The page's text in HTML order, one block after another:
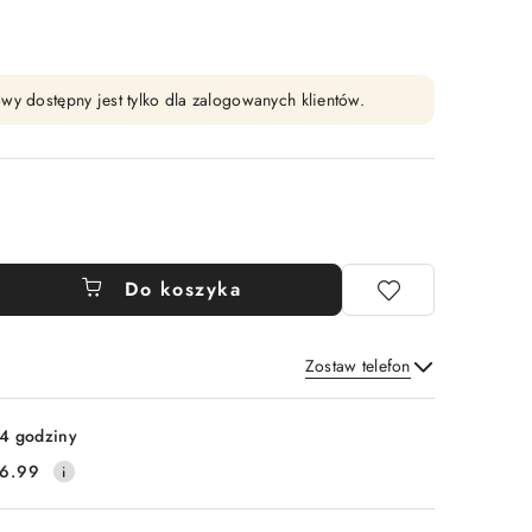
dostępny jest tylko dla zalogowanych klientów.
Do koszyka
Zostaw telefon
Wyślij
godziny